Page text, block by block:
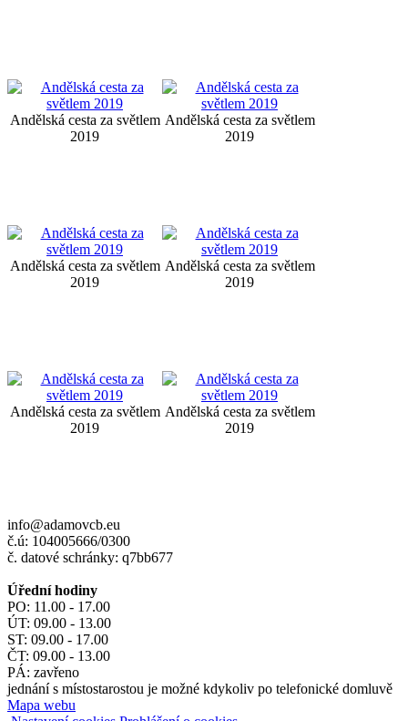
Andělská cesta za světlem
2019
Andělská cesta za světlem
2019
Andělská cesta za světlem
2019
Andělská cesta za světlem
2019
Andělská cesta za světlem
2019
Andělská cesta za světlem
2019
info@adamovcb.eu
č.ú: 104005666/0300
č. datové schránky: q7bb677
Úřední hodiny
PO: 11.00 - 17.00
ÚT: 09.00 - 13.00
ST: 09.00 - 17.00
ČT: 09.00 - 13.00
PÁ: zavřeno
jednání s místostarostou je možné kdykoliv po telefonické domluvě
Mapa webu